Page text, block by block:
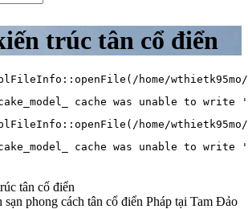
trúc tân cổ điển
home/wthietk95mo/
cache was unable to
home/wthietk95mo/
cache was unable to
tân cổ điển
sạn phong cách tân cổ điển Pháp tại Tam Đảo